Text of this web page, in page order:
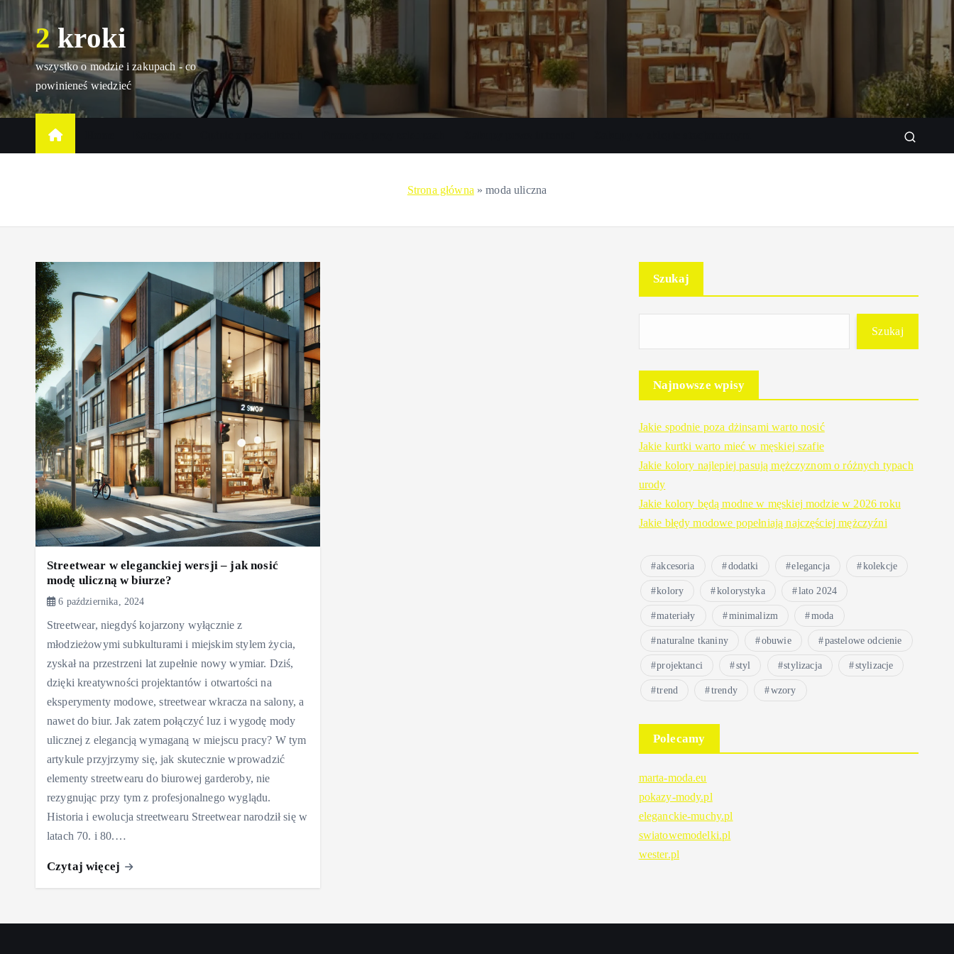
i
t
o
2 kroki
wszystko o modzie i zakupach - co
powinieneś wiedzieć
Strona główna »moda uliczna
Streetwear w eleganckiej wersji – jak nosić
modę uliczną w biurze?
6 października, 2024
Streetwear, niegdyś kojarzony wyłącznie z
młodzieżowymi subkulturami i miejskim stylem życia,
zyskał na przestrzeni lat zupełnie nowy wymiar. Dziś,
dzięki kreatywności projektantów i otwartości na
eksperymenty modowe, streetwear wkracza na salony, a
nawet do biur. Jak zatem połączyć luz i wygodę mody
ulicznej z elegancją wymaganą w miejscu pracy? W tym
artykule przyjrzymy się, jak skutecznie wprowadzić
elementy streetwearu do biurowej garderoby, nie
rezygnując przy tym z profesjonalnego wyglądu.
Historia i ewolucja streetwearu Streetwear narodził się w
latach 70. i 80.…
Czytaj więcej
Szukaj
Szukaj
Najnowsze wpisy
Jakie spodnie poza dżinsami warto nosić
Jakie kurtki warto mieć w męskiej szafie
Jakie kolory najlepiej pasują mężczyznom o różnych typach
urody
Jakie kolory będą modne w męskiej modzie w 2026 roku
Jakie błędy modowe popełniają najczęściej mężczyźni
akcesoria dodatki elegancja kolekcje
kolory kolorystyka lato 2024
materiały minimalizm moda
naturalne tkaniny obuwie pastelowe odcienie
projektanci styl stylizacja stylizacje
trend trendy wzory
Polecamy
marta-moda.eu
pokazy-mody.pl
eleganckie-muchy.pl
swiatowemodelki.pl
wester.pl